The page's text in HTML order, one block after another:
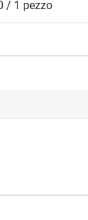
/ 1 pezzo